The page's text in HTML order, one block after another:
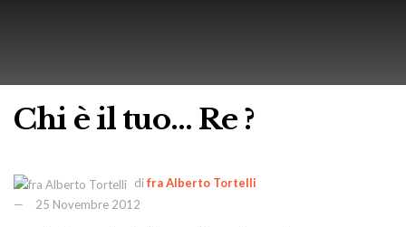
Chi è il tuo… Re ?
difra Alberto Tortelli
25 Novembre 2012